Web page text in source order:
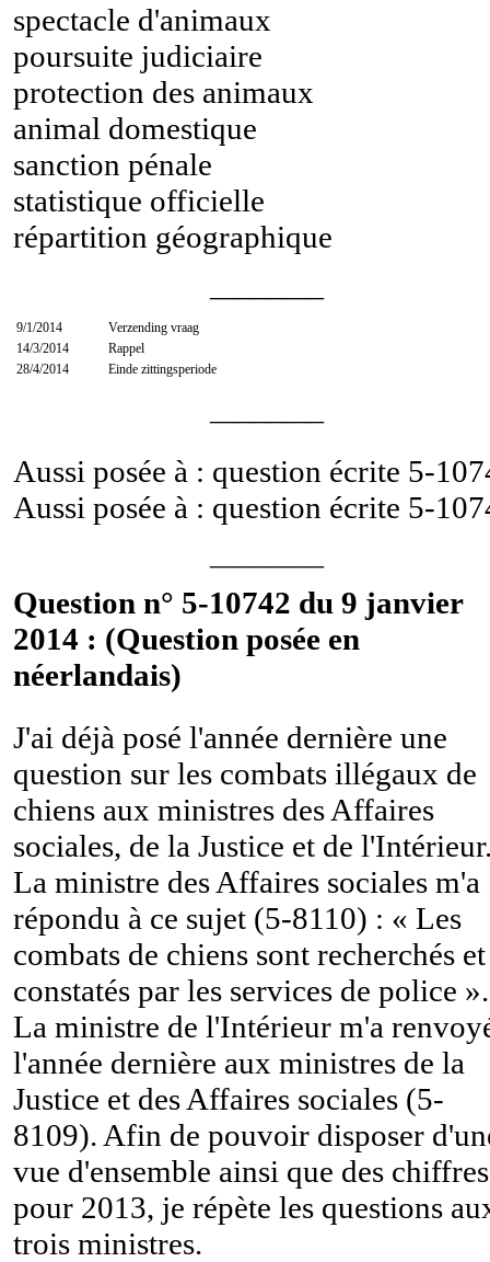
spectacle d'animaux
poursuite judiciaire
protection des animaux
animal domestique
sanction pénale
statistique officielle
répartition géographique
9/1/2014
Verzending vraag
14/3/2014
Rappel
28/4/2014
Einde zittingsperiode
Aussi posée à : question écrite 5-
Aussi posée à : question écrite 5-
Question n° 5-10742 du 9 janvier
2014 : (Question posée en
néerlandais)
J'ai déjà posé l'année dernière une
question sur les combats illégaux de
chiens aux ministres des Affaires
sociales, de la Justice et de
La ministre des Affaires sociales m'a
répondu à ce sujet (5-8110) : « Les
combats de chiens sont recherchés et
constatés par les services de police ».
La ministre de l'Intérieur m'a
l'année dernière aux ministres de la
Justice et des Affaires sociales (5-
8109). Afin de pouvoir disposer
vue d'ensemble ainsi que des chiffres
pour 2013, je répète les questions
trois ministres.